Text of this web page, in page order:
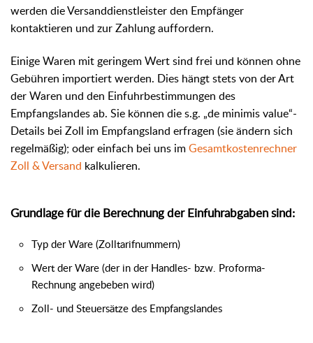
werden die Versanddienstleister den Empfänger
kontaktieren und zur Zahlung auffordern.
Einige Waren mit geringem Wert sind frei und können ohne
Gebühren importiert werden. Dies hängt stets von der Art
der Waren und den Einfuhrbestimmungen des
Empfangslandes ab. Sie können die s.g. „de minimis value“-
Details bei Zoll im Empfangsland erfragen (sie ändern sich
regelmäßig); oder einfach bei uns imGesamtkostenrechner
Zoll & Versand kalkulieren.
Grundlage für die Berechnung der Einfuhrabgaben sind:
Typ der Ware (Zolltarifnummern)
Wert der Ware (der in der Handles- bzw. Proforma-
Rechnung angebeben wird)
Zoll- und Steuersätze des Empfangslandes